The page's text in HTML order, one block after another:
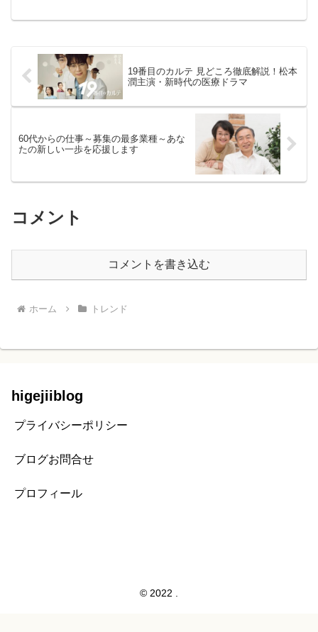
19番目のカルテ 見どころ徹底解説！松本
潤主演・新時代の医療ドラマ
60代からの仕事～募集の最多業種～あな
たの新しい一歩を応援します
コメント
コメントを書き込む
ホーム トレンド
higejiiblog
プライバシーポリシー
ブログお問合せ
プロフィール
© 2022 .